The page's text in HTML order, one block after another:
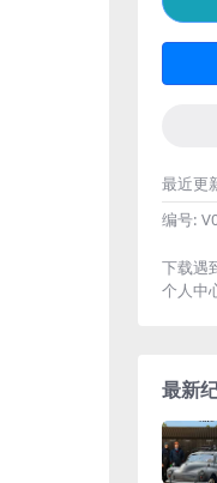
最近更
编号:
下载遇
个人中
最新